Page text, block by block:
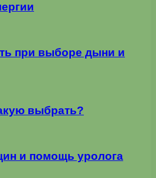
при выборе дыни и
выбрать?
и помощь уролога